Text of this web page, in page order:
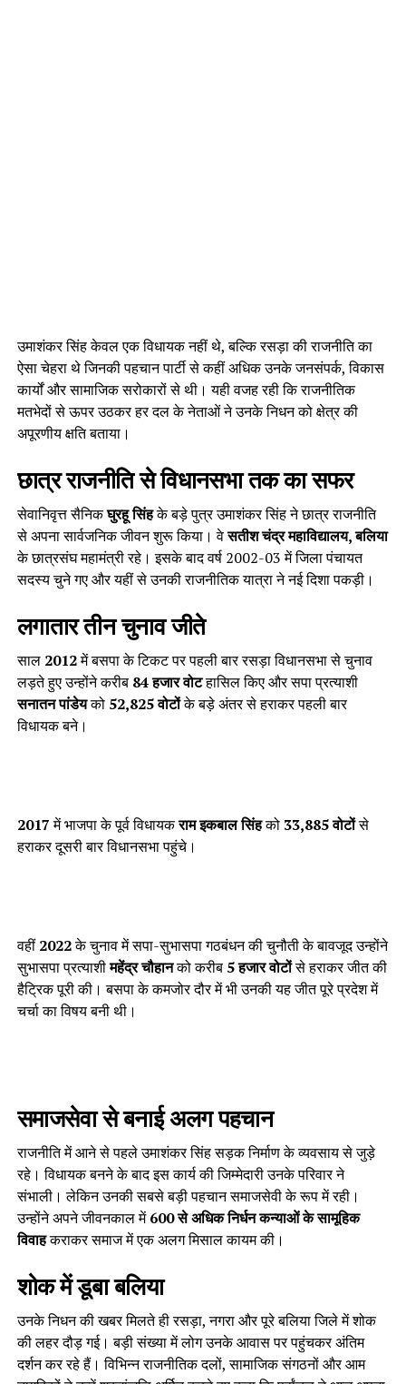
उमाशंकर सिंह केवल एक विधायक नहीं थे, बल्कि रसड़ा की राजनीति का
ऐसा चेहरा थे जिनकी पहचान पार्टी से कहीं अधिक उनके जनसंपर्क, विकास
कार्यों और सामाजिक सरोकारों से थी। यही वजह रही कि राजनीतिक
मतभेदों से ऊपर उठकर हर दल के नेताओं ने उनके निधन को क्षेत्र की
अपूरणीय क्षति बताया।
छात्र राजनीति से विधानसभा तक का सफर
सेवानिवृत्त सैनिकघुरहू सिंहके बड़े पुत्र उमाशंकर सिंह ने छात्र राजनीति
से अपना सार्वजनिक जीवन शुरू किया। वेसतीश चंद्र महाविद्यालय, बलिया
के छात्रसंघ महामंत्री रहे। इसके बाद वर्ष 2002-03 में जिला पंचायत
सदस्य चुने गए और यहीं से उनकी राजनीतिक यात्रा ने नई दिशा पकड़ी।
लगातार तीन चुनाव जीते
साल 2012में बसपा के टिकट पर पहली बार रसड़ा विधानसभा से चुनाव
लड़ते हुए उन्होंने करीब 84 हजार वोटहासिल किए और सपा प्रत्याशी
सनातन पांडेयको 52,825 वोटोंके बड़े अंतर से हराकर पहली बार
विधायक बने।
2017में भाजपा के पूर्व विधायकराम इकबाल सिंहको 33,885 वोटोंसे
हराकर दूसरी बार विधानसभा पहुंचे।
वहीं2022के चुनाव में सपा-सुभासपा गठबंधन की चुनौती के बावजूद उन्होंने
सुभासपा प्रत्याशीमहेंद्र चौहानको करीब 5 हजार वोटोंसे हराकर जीत की
हैट्रिक पूरी की। बसपा के कमजोर दौर में भी उनकी यह जीत पूरे प्रदेश में
चर्चा का विषय बनी थी।
समाजसेवा से बनाई अलग पहचान
राजनीति में आने से पहले उमाशंकर सिंह सड़क निर्माण के व्यवसाय से जुड़े
रहे। विधायक बनने के बाद इस कार्य की जिम्मेदारी उनके परिवार ने
संभाली। लेकिन उनकी सबसे बड़ी पहचान समाजसेवी के रूप में रही।
उन्होंने अपने जीवनकाल में600 से अधिक निर्धन कन्याओं के सामूहिक
विवाहकराकर समाज में एक अलग मिसाल कायम की।
शोक में डूबा बलिया
उनके निधन की खबर मिलते ही रसड़ा, नगरा और पूरे बलिया जिले में शोक
की लहर दौड़ गई। बड़ी संख्या में लोग उनके आवास पर पहुंचकर अंतिम
दर्शन कर रहे हैं। विभिन्न राजनीतिक दलों, सामाजिक संगठनों और आम